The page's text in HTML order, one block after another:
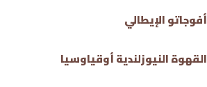
أفوجاتو الإيطالي
القهوة النيوزلندية أوقياوسيا